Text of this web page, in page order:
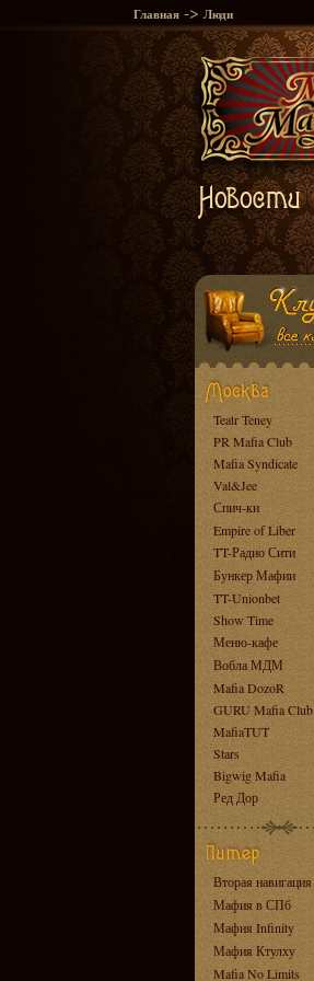
Главная -> Люди
Teatr Teney
PR Mafia Club
Mafia Syndicate
Val&Jee
Спич-ки
Empire of Liber
TT-Радио Сити
Бункер Мафии
TT-Unionbet
Show Time
Меню-кафе
Вобла МДМ
Mafia DozoR
GURU Mafia Club
MafiaTUT
Stars
Bigwig Mafia
Ред Дор
Вторая навигация
Мафия в СПб
Мафия Infinity
Мафия Ктулху
Mafia No Limits